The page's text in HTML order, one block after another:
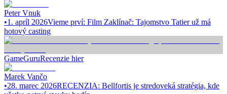
Peter Vnuk
•1. apríl 2026Vieme prví: Film Zaklínač: Tajomstvo Tatier už má
hotový casting
GameGuruRecenzie hier
Marek Vančo
•28. marec 2026RECENZIA: Bellfortis je stredoveká stratégia, kde